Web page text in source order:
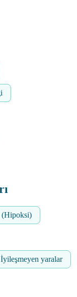
(Hipoksi)
İyileşmeyen yaralar